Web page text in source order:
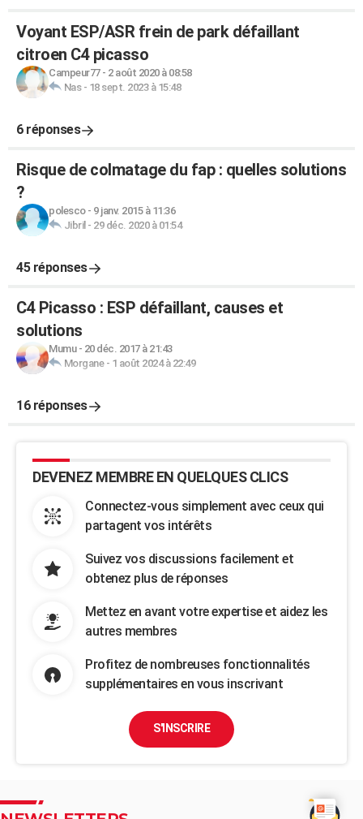
Voyant ESP/ASR frein de park défaillant
citroen C4 picasso
Campeur77- 2 août 2020 à 08:58
Nas- 18 sept. 2023 à 15:48
6 réponses
Risque de colmatage du fap : quelles solutions
?
polesco- 9 janv. 2015 à 11:36
Jibril - 29 déc. 2020 à 01:54
45 réponses
C4 Picasso : ESP défaillant, causes et
solutions
Mumu- 20 déc. 2017 à 21:43
Morgane- 1 août 2024 à 22:49
16 réponses
DEVENEZ MEMBRE EN QUELQUES CLICS
Connectez-vous simplement avec ceux qui
partagent vos intérêts
Suivez vos discussions facilement et
obtenez plus de réponses
Mettez en avant votre expertise et aidez les
autres membres
Profitez de nombreuses fonctionnalités
supplémentaires en vous inscrivant
S'INSCRIRE